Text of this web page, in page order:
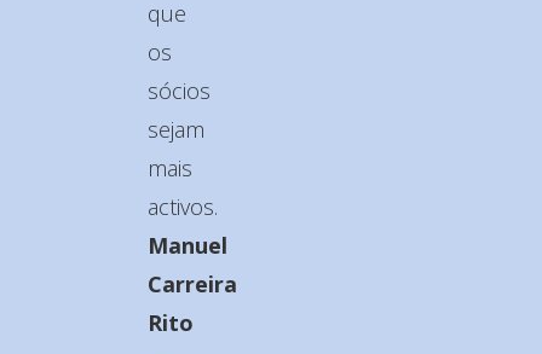
que
os
sócios
sejam
mais
activos.
Manuel
Carreira
Rito